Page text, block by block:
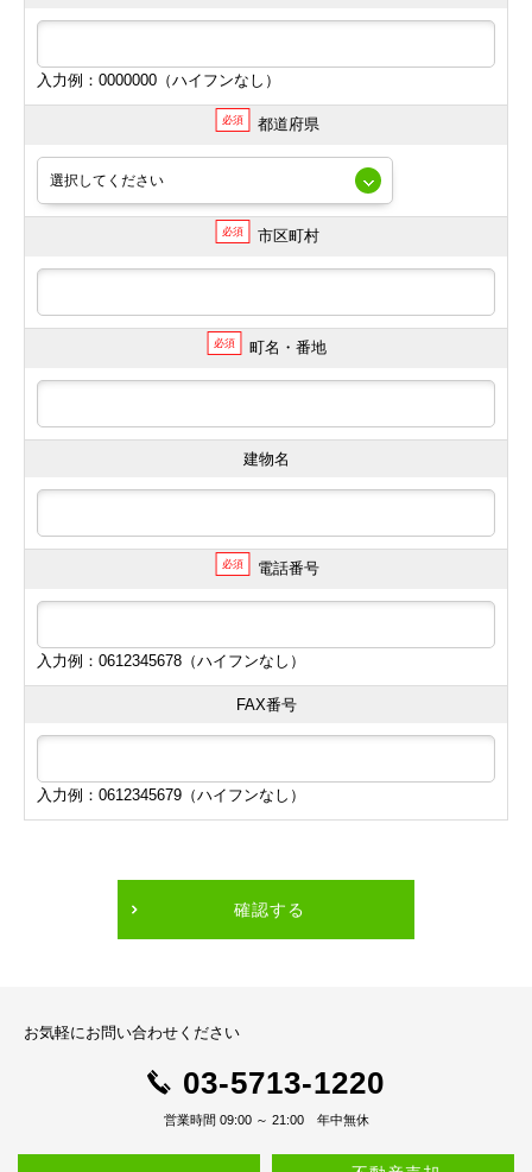
入力例：0000000（ハイフンなし）
必須 都道府県
必須 市区町村
必須 町名・番地
建物名
必須 電話番号
入力例：0612345678（ハイフンなし）
FAX番号
入力例：0612345679（ハイフンなし）
確認する
お気軽にお問い合わせください
03-5713-1220
営業時間 09:00 ～ 21:00 年中無休